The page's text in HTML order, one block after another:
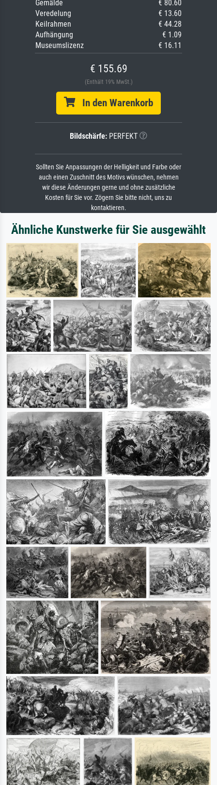
Gemälde
€ 80.60
Veredelung
€ 13.60
Keilrahmen
€ 44.28
Aufhängung
€ 1.09
Museumslizenz
€ 16.11
€ 155.69
(Enthält 19% MwSt.)
In den Warenkorb
Bildschärfe: PERFEKT
Sollten Sie Anpassungen der Helligkeit und Farbe oder
auch einen Zuschnitt des Motivs wünschen, nehmen
wir diese Änderungen gerne und ohne zusätzliche
Kosten für Sie vor. Zögern Sie bitte nicht, uns zu
kontaktieren.
Ähnliche Kunstwerke für Sie ausgewählt